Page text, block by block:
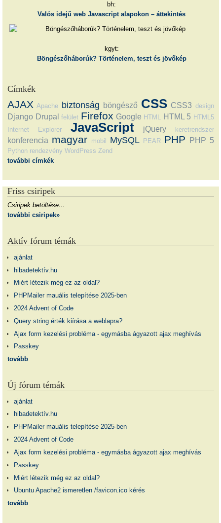
bh:
Valós idejű web Javascript alapokon – áttekintés
kgyt:
Böngészőháborúk? Történelem, teszt és jövőkép
Címkék
AJAX Apache biztonság böngésző CSS CSS3 design
Django Drupal felület Firefox Google HTML HTML 5 HTML5
Internet Explorer
JavaScript jQuery keretrendszer
konferencia magyar mobil MySQL PEAR PHP PHP 5
Python rendezvény WordPress Zend
további címkék
Friss csiripek
Csiripek betöltése…
további csiripek»
Aktív fórum témák
ajánlat
hibadetektív.hu
Miért létezik még ez az oldal?
PHPMailer mauális telepítése 2025-ben
2024 Advent of Code
Query string érték kiírása a weblapra?
Ajax form kezelési probléma - egymásba ágyazott ajax meghívás
Passkey
tovább
Új fórum témák
ajánlat
hibadetektív.hu
PHPMailer mauális telepítése 2025-ben
2024 Advent of Code
Ajax form kezelési probléma - egymásba ágyazott ajax meghívás
Passkey
Miért létezik még ez az oldal?
Ubuntu Apache2 ismeretlen /favicon.ico kérés
tovább